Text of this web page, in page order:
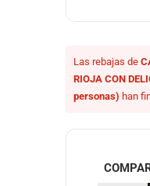
Las rebajas de
RIOJA CON
personas) han